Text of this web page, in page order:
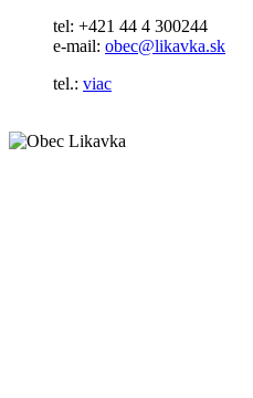
tel: +421 44 4 300244
e-mail: obec@likavka.sk
tel.: viac